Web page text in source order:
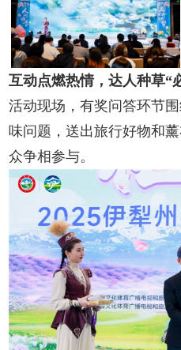
互动点燃热情，达人种草“
活动现场，有奖问答环节
味问题，送出旅行好物和
众争相参与。